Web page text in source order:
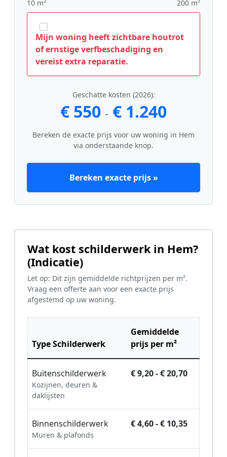
10 m² 200 m²
Mijn woning heeft zichtbare houtrot
of ernstige verfbeschadiging en
vereist extra reparatie.
Geschatte kosten (2026):
€ 550 - € 1.240
Bereken de exacte prijs voor uw woning in Hem
via onderstaande knop.
Bereken exacte prijs »
Wat kost schilderwerk in Hem?
(Indicatie)
Let op: Dit zijn gemiddelde richtprijzen per m².
Vraag een offerte aan voor een exacte prijs
afgestemd op uw woning.
Type Schilderwerk
Gemiddelde
prijs per m²
Buitenschilderwerk
Kozijnen, deuren &
daklijsten
€ 9,20 - € 20,70
Binnenschilderwerk
Muren & plafonds
€ 4,60 - € 10,35